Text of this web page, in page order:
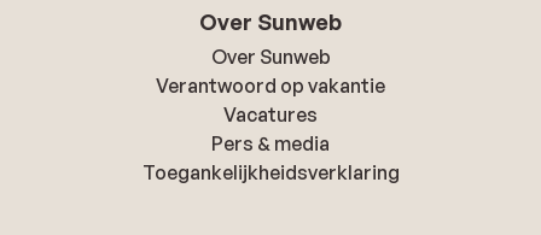
Over Sunweb
Over Sunweb
Verantwoord op vakantie
Vacatures
Pers & media
Toegankelijkheidsverklaring